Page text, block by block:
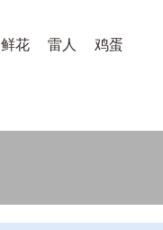
鲜花 雷人 鸡蛋